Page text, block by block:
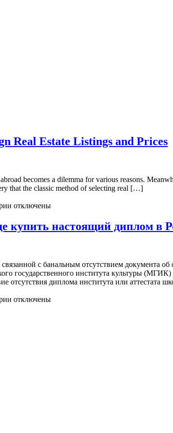
Real Estate Listings and Prices
becomes a dilemma for various reasons.
that the classic method of selecting real […]
отключены
купить настоящий диплом в
с банальным отсутствием документа
государственного института культуры
отсутствия диплома института или аттестата
отключены